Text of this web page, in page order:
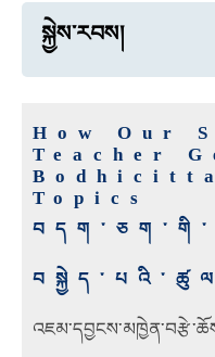
སྐྱེས་རབས།
How Our
Teacher
Topics